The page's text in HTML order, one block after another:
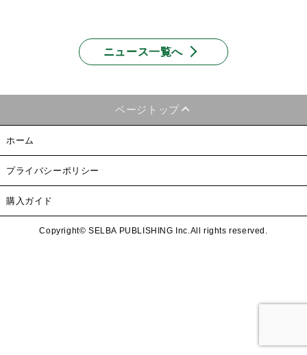
ニュース一覧へ
ページトップ
ホーム
プライバシーポリシー
購入ガイド
Copyright© SELBA PUBLISHING Inc.All rights reserved.